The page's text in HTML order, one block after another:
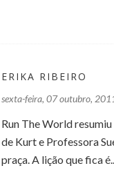
ERIKA RIBEIRO
sexta-feira, 07 outubro,
Run The World
de Kurt e Professora
praça. A lição que fica